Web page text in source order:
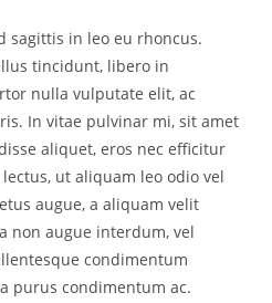
sagittis in leo eu rhoncus.
tincidunt, libero in
nulla vulputate elit, ac
In vitae pulvinar mi, sit amet
aliquet, eros nec efficitur
ut aliquam leo odio vel
augue, a aliquam velit
non augue interdum, vel
condimentum
purus condimentum ac.